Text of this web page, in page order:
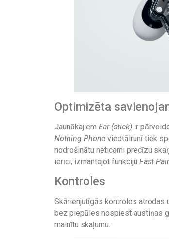
Optimizēta
Jaunākajiem Ear (stick) ir
Nothing Phone viedtālrunī tiek
nodrošinātu neticami precīzu
ierīci, izmantojot funkciju Fast Pair
Kontroles
Skārienjutīgās kontroles atrodas
bez piepūles nospiest austiņas
mainītu skaļumu.